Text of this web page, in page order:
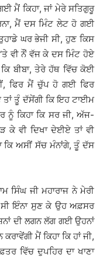
ਮੈਂ ਕਿਹਾ, ਜਾਂ ਮੇਰੇ ਸਤਿਗੁਰੂ
ਮੈਂ ਦਸ ਮਿੰਟ ਲੇਟ ਹੋ ਗਈ
ਘਰ ਭੇਜੀ ਸੀ, ਹੁਣ ਕਿਸ
ਵੀ ਨੌਂ ਵੱਜ ਕੇ ਦਸ ਮਿੰਟ ਹੋਏ
ਬੀਬਾ, ਤੇਰੇ ਹੱਥ ਵਿੱਚ ਕੋਈ
ਫਿਰ ਮੈਂ ਚੁੱਪ ਹੋ ਗਈ ਫਿਰ
ਤਾਂ ਤੂੰ ਦੱਸੇਂਗੀ ਕਿ ਇਹ ਟਾਈਮ
ਨੂੰ ਕਿਹਾ ਕਿ ਸਰ ਜੀ, ਅੱਜ-
ਕੇ ਵੀ ਦਿਖਾ ਦੇਈਏ ਤਾਂ ਵੀ
ਅਸੀਂ ਸੱਚ ਮੰਨਾਂਗੇ, ਤੂੰ ਦੱਸ
ਸਿੰਘ ਜੀ ਮਹਾਰਾਜ ਨੇ ਮੇਰੀ
ਇੰਨਾ ਸੁਣ ਕੇ ਉਹ ਅਫ਼ਸਰ
ਦੀ ਲਗਨ ਲੱਗ ਗਈ ਉਹਨਾਂ
ਮੈਂ ਕਿਹਾ ਕਿ ਹਾਂ ਜੀ,
ਵਿੱਚ ਦੁਪਹਿਰ ਦਾ ਖਾਣਾ